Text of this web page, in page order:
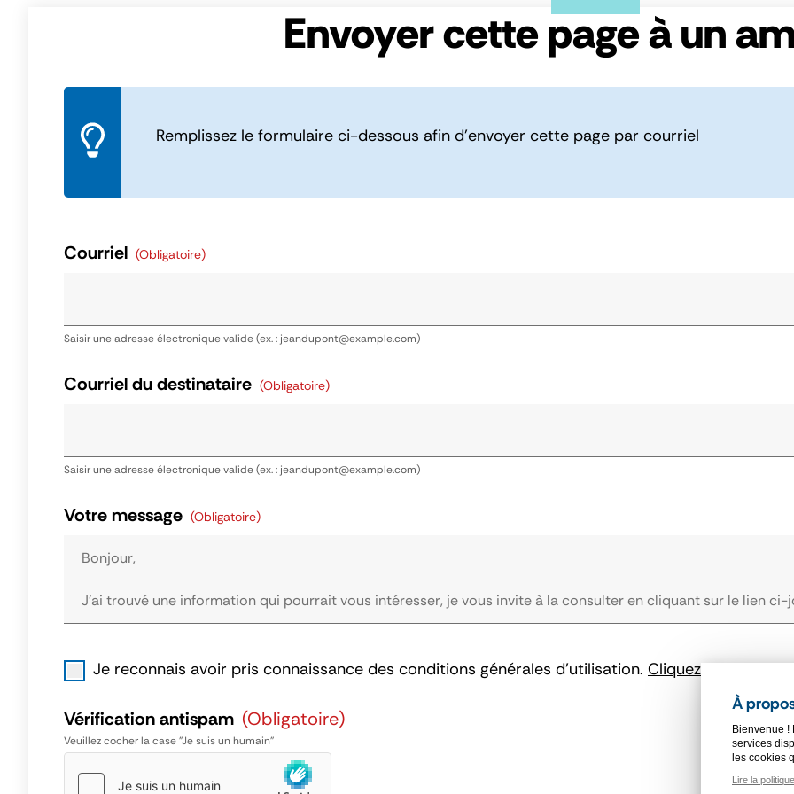
À
Bienvenue !
services
les cookies
Lire la
Envoyer cette page à un
Remplissez le formulaire ci-dessous afin d’envoyer cette page par courriel
Courriel (obligatoire)
Saisir une adresse électronique valide (ex. : jeandupont@example.com)
Courriel du destinataire (obligatoire)
Saisir une adresse électronique valide (ex. : jeandupont@example.com)
Votre message (obligatoire)
Je reconnais avoir pris connaissance des conditions générales d'utilisation. Cliquez ici pour les
Vérification antispam (obligatoire)
Veuillez cocher la case "Je suis un humain"